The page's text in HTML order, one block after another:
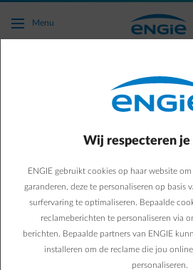
Ga naar de hoofdinhoud
Menu
Verhuizen?Da's zo
Breng je verhuis hieronder in
Op zoek naar het
element-plus
Wij respecteren je
ENGIE gebruikt cookies op haar website
garanderen, deze te personaliseren op basis
surfervaring te optimaliseren. Bepaalde
reclameberichten te personaliseren via
berichten. Bepaalde partners van ENGIE
installeren om de reclame die jou
personaliseren.